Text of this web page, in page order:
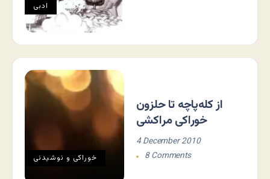
ادبی
خوراکی و نوشیدنی
از کله‌پاچه تا حلزون
خوراکی مراکشی
4 December 2010
8 Comments